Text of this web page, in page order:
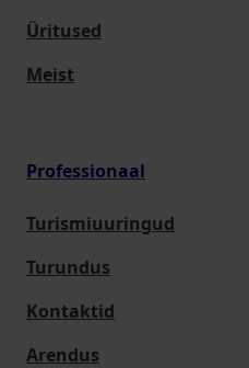
Üritused
Meist
Professionaal
Turismiuuringud
Turundus
Kontaktid
Arendus